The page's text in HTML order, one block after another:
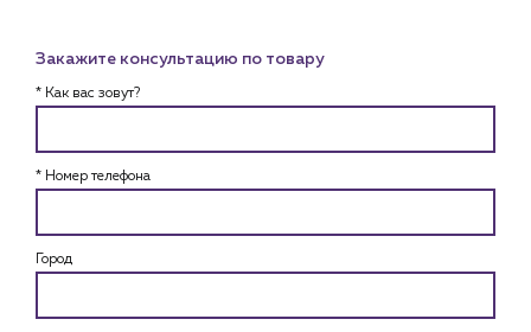
Закажите консультацию по товару
* Как вас зовут?
* Номер телефона
Город